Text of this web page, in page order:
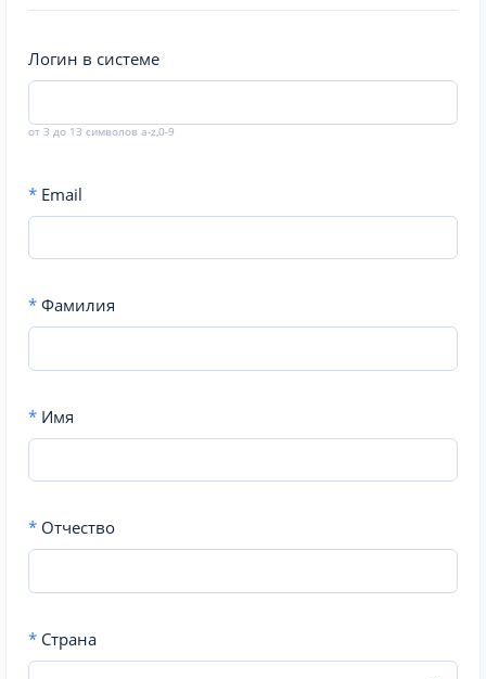
Логин в системе
от 3 до 13 символов a-z,0-9
* Email
* Фамилия
* Имя
* Отчество
* Страна